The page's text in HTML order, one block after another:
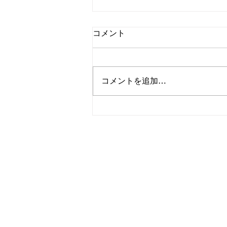
7/21㈫Aluttette
コメント
コメントを追加…